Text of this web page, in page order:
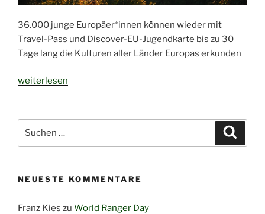
36.000 junge Europäer*innen können wieder mit
Travel-Pass und Discover-EU-Jugendkarte bis zu 30
Tage lang die Kulturen aller Länder Europas erkunden
„EU
36.000
Zugtickets“
weiterlesen
nach:
NEUESTE KOMMENTARE
Franz Kies zu World Ranger Day